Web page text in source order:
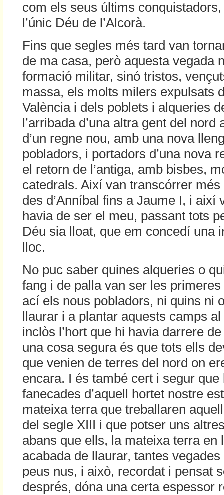
com els seus últims
l’únic Déu de l’Alcorà.
Fins que segles més tard van
de ma casa, però aquesta vegada
formació militar, sinó tristos,
massa, els molts milers expulsats
València i dels poblets i alqueries
l’arribada d’una altra gent del
d’un regne nou, amb una nova
pobladors, i portadors d’una nova
el retorn de l’antiga, amb bisbes,
catedrals. Així van transcórrer
des d’Anníbal fins a Jaume I, i així
havia de ser el meu, passant tots
Déu sia lloat, que em concedí una
lloc.
No puc saber quines alqueries o
fang i de palla van ser les
ací els nous pobladors, ni quins ni
llaurar i a plantar aquests camps
inclòs l’hort que hi havia darrere
una cosa segura és que tots ells
que venien de terres del nord on
encara. I és també cert i segur que
fanecades d’aquell hortet nostre
mateixa terra que treballaren
del segle XIII i que potser uns
abans que ells, la mateixa terra en
acabada de llaurar, tantes
peus nus, i això, recordat i pensat
després, dóna una certa espessor